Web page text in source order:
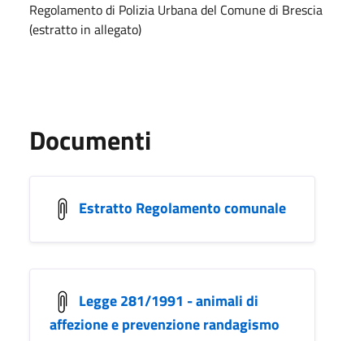
Regolamento di Polizia Urbana del Comune di Brescia ​
(estratto in allegato)​​​​​​
Documenti
Estratto Regolamento comunale
Legge 281/1991 - animali di
affezione e prevenzione randagismo